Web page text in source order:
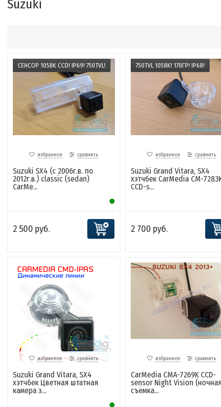
Suzuki
СЕНСОР 1058K CCD! IP69! 750TVL!
избранное сравнить
Suzuki SX4 (с 2006г.в. по
2012г.в.) classic (sedan)
CarMe...
2 500 руб.
750TVL 1058K! 170ГР! IP68!
избранное сравнить
Suzuki Grand Vitara, SX4
хэтчбек CarMedia CM-
CCD-s...
2 700 руб.
избранное сравнить
Suzuki Grand Vitara, SX4
хэтчбек Цветная штатная
камера з...
избранное сравнить
CarMedia CMA-7269K CCD-
sensor Night Vision
съёмка...